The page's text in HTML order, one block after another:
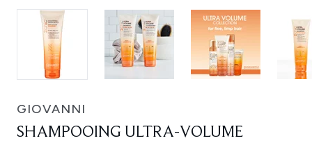
GIOVANNI
SHAMPOOING ULTRA-VOLUME